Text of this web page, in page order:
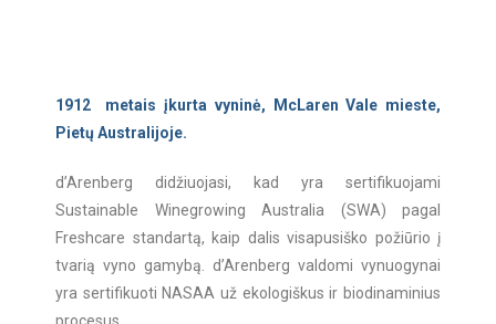
1912 metais įkurta vyninė, McLaren Vale mieste,
Pietų Australijoje.
d’Arenberg didžiuojasi, kad yra sertifikuojami
Sustainable Winegrowing Australia (SWA) pagal
Freshcare standartą, kaip dalis visapusiško požiūrio į
tvarią vyno gamybą. d’Arenberg valdomi vynuogynai
yra sertifikuoti NASAA už ekologiškus ir biodinaminius
procesus.